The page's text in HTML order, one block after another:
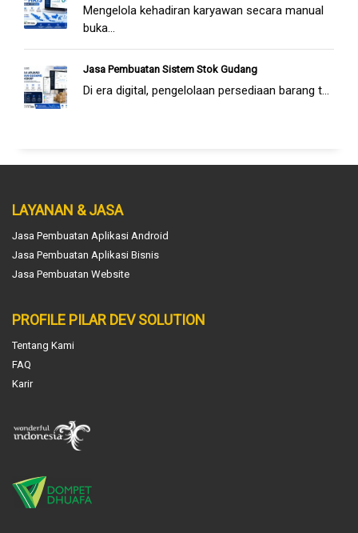
Mengelola kehadiran karyawan secara manual
buka...
Jasa Pembuatan Sistem Stok Gudang
Di era digital, pengelolaan persediaan barang t...
LAYANAN & JASA
Jasa Pembuatan Aplikasi Android
Jasa Pembuatan Aplikasi Bisnis
Jasa Pembuatan Website
PROFILE PILAR DEV SOLUTION
Tentang Kami
FAQ
Karir